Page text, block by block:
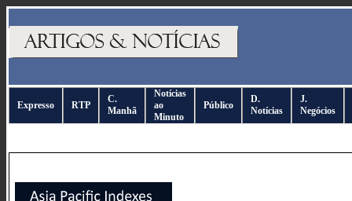
Expresso RTP
C.
Manhã
Notícias
ao
Minuto
Público
D.
Notícias
J.
Negócios